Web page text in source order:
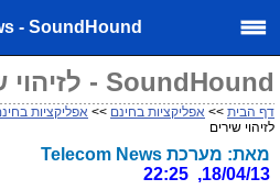
- SoundHound -...
SoundHound - לזיהוי שירים
דף הבית >> אפליקציות בחינם >> אפליקציות
לזיהוי שירים
מאת: מערכת Telecom News
18/04/13, 22:25